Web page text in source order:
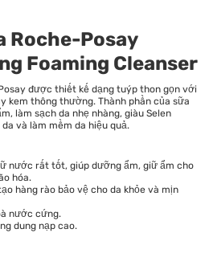
Roche-Posay
Foaming Cleanser
được thiết kế dạng tuýp thon gọn với
kem thông thường. Thành phần của sữa
làm sạch da nhẹ nhàng, giàu Selen
và làm mềm da hiệu quả.
nước rất tốt, giúp dưỡng ẩm, giữ ẩm cho
hóa.
hàng rào bảo vệ cho da khỏe và mịn
nước cứng.
dung nạp cao.